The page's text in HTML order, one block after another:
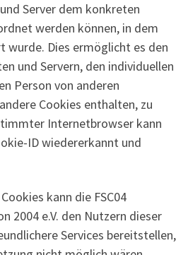
Server dem konkreten
werden können, in dem
wurde. Dies ermöglicht es den
und Servern, den individuellen
Person von anderen
Cookies enthalten, zu
Internetbrowser kann
ID wiedererkannt und
kann die FSC04
2004 e.V. den Nutzern dieser
Services bereitstellen,